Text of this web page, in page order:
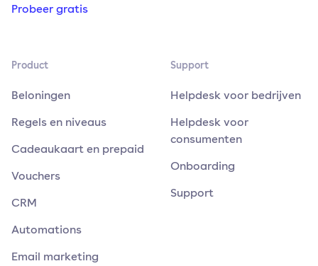
Probeer gratis
Product
Beloningen
Regels en niveaus
Cadeaukaart en prepaid
Vouchers
CRM
Automations
Email marketing
Support
Helpdesk voor bedrijven
Helpdesk voor
consumenten
Onboarding
Support